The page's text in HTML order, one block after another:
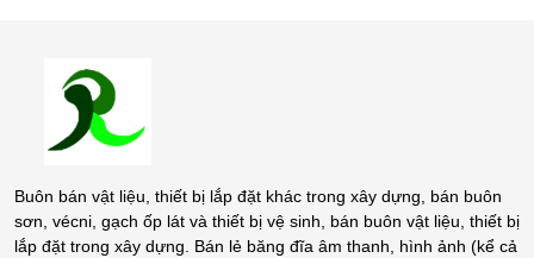
Buôn bán vật liệu, thiết bị lắp đặt khác trong xây dựng, bán buôn
sơn, vécni, gạch ốp lát và thiết bị vệ sinh, bán buôn vật liệu, thiết bị
lắp đặt trong xây dựng. Bán lẻ băng đĩa âm thanh, hình ảnh (kể cả